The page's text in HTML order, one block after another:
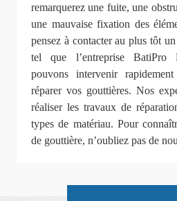
remarquerez une fuite, une
une mauvaise fixation des
pensez à contacter au plus tôt
tel que l’entreprise
pouvons intervenir
réparer vos gouttières. Nos
réaliser les travaux de
types de matériau. Pour
de gouttière, n’oubliez pas de